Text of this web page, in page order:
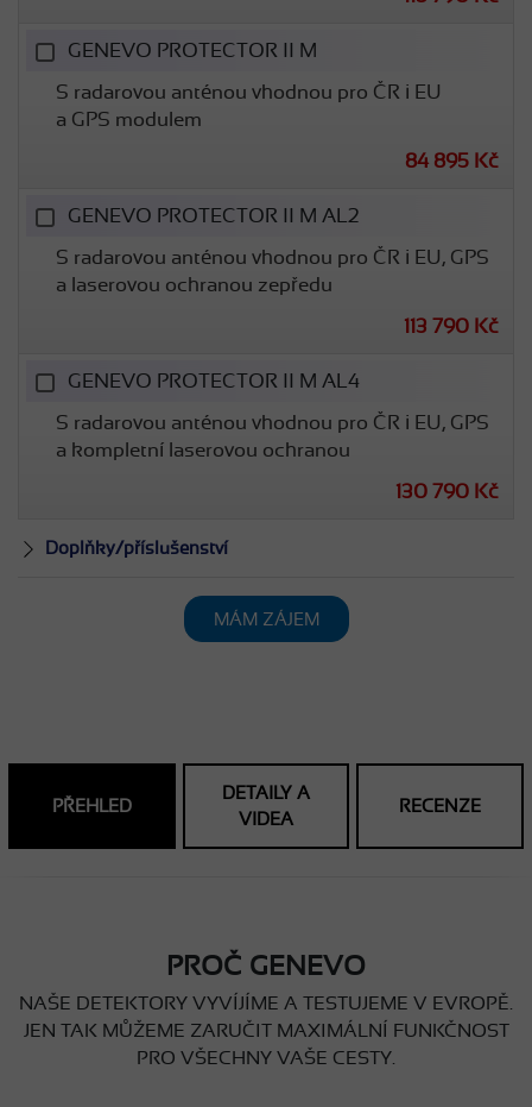
GENEVO PROTECTOR II M
S radarovou anténou vhodnou pro ČR i EU
a GPS modulem
84 895 Kč
GENEVO PROTECTOR II M AL2
S radarovou anténou vhodnou pro ČR i EU, GPS
a laserovou ochranou zepředu
113 790 Kč
GENEVO PROTECTOR II M AL4
S radarovou anténou vhodnou pro ČR i EU, GPS
a kompletní laserovou ochranou
130 790 Kč
Doplňky/příslušenství
MÁM ZÁJEM
PŘEHLED
DETAILY A
VIDEA
RECENZE
PROČ GENEVO
NAŠE DETEKTORY VYVÍJÍME A TESTUJEME V EVROPĚ.
JEN TAK MŮŽEME ZARUČIT MAXIMÁLNÍ FUNKČNOST
PRO VŠECHNY VAŠE CESTY.